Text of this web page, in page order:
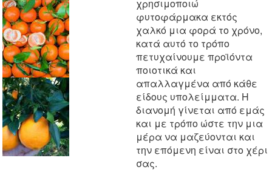
χρησιμοποιώ
φυτοφάρμακα εκτός
χαλκό μια φορά το χρόνο,
κατά αυτό το τρόπο
πετυχαίνουμε προϊόντα
ποιοτικά και
απαλλαγμένα από κάθε
είδους υπολείμματα. Η
διανομή γίνεται από εμάς
και με τρόπο ώστε την μια
μέρα να μαζεύονται και
την επόμενη είναι στο χέρι
σας.